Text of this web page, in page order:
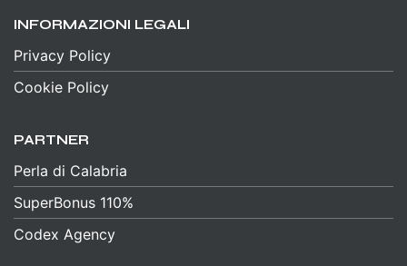
INFORMAZIONI LEGALI
Privacy Policy
Cookie Policy
PARTNER
Perla di Calabria
SuperBonus 110%
Codex Agency